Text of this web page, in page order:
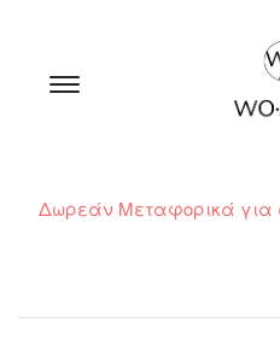
Δωρεάν Μεταφορικά για